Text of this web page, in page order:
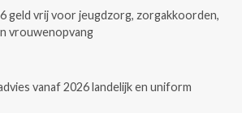
geld vrij voor jeugdzorg, zorgakkoorden,
vrouwenopvang
vanaf 2026 landelijk en uniform